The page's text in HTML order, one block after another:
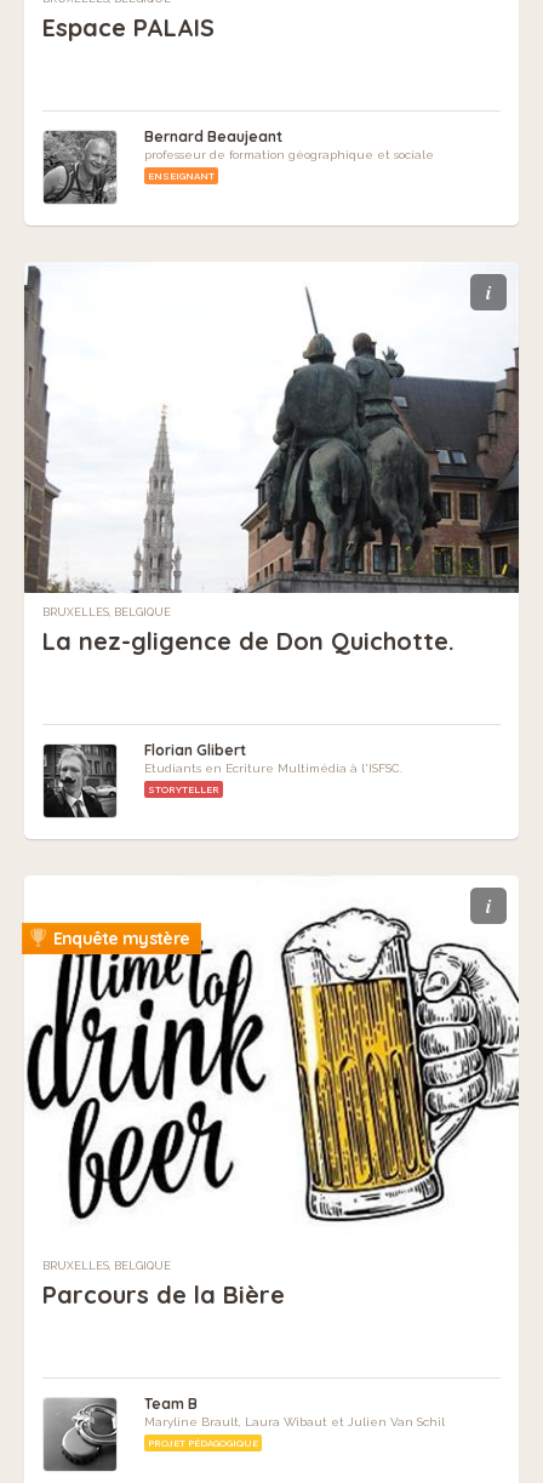
Espace PALAIS
Bernard Beaujeant
professeur de formation géographique et sociale
ENSEIGNANT
i
BRUXELLES, BELGIQUE
La nez-gligence de Don Quichotte.
Florian Glibert
Etudiants en Ecriture Multimédia à l'ISFSC.
STORYTELLER
i
Enquête mystère
BRUXELLES, BELGIQUE
Parcours de la Bière
Team B
Maryline Brault, Laura Wibaut et Julien Van Schil
PROJET PÉDAGOGIQUE